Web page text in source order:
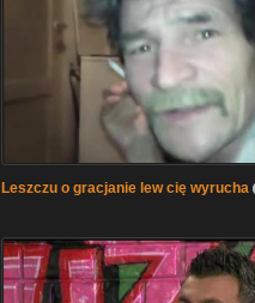
Leszczu o gracjanie lew cię wyrucha